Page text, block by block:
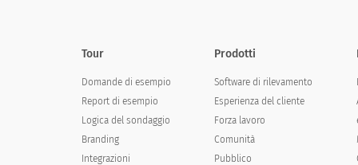
Tour
Domande di esempio
Report di esempio
Logica del sondaggio
Branding
Integrazioni
Prodotti
Software di rilevamento
Esperienza del cliente
Forza lavoro
Comunità
Pubblico